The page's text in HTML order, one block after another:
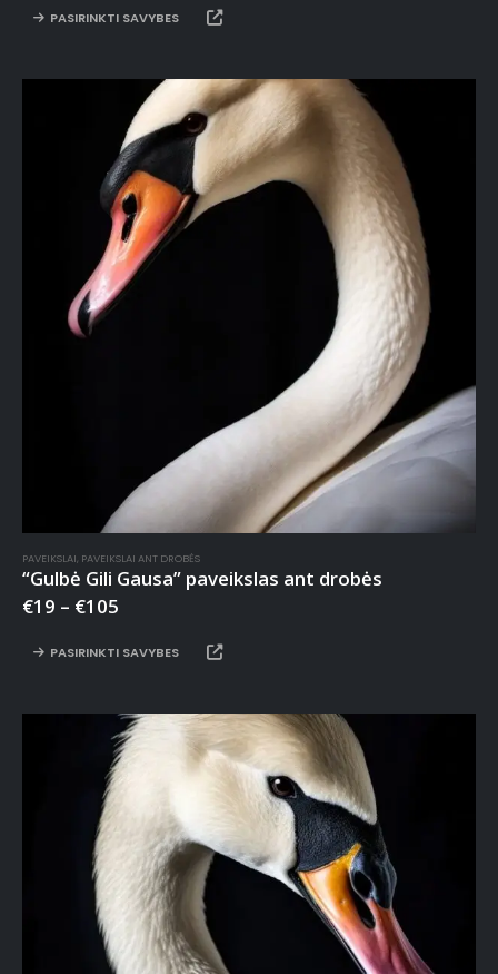
PASIRINKTI SAVYBES
PAVEIKSLAI PAVEIKSLAI ANT DROBĖS
“Gulbė Gili Gausa” paveikslas ant drobės
€19 – €105
PASIRINKTI SAVYBES